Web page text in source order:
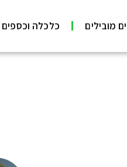
מובילים כלכלה וכספים